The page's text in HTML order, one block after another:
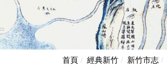
:::
首頁 經典新竹 新竹市志